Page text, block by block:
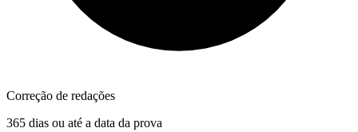
Correção de redações
365 dias ou até a data da prova